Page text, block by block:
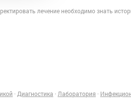
лечение необходимо знать
· Диагностика · Лаборатория ·